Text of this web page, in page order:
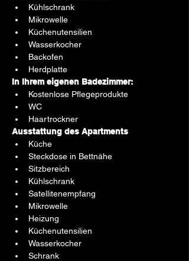
Kühlschrank
Mikrowelle
Küchenutensilien
Wasserkocher
Backofen
Herdplatte
In Ihrem eigenen Badezimmer:
Kostenlose Pflegeprodukte
WC
Haartrockner
Ausstattung des Apartments
Küche
Steckdose in Bettnähe
Sitzbereich
Kühlschrank
Satellitenempfang
Mikrowelle
Heizung
Küchenutensilien
Wasserkocher
Schrank